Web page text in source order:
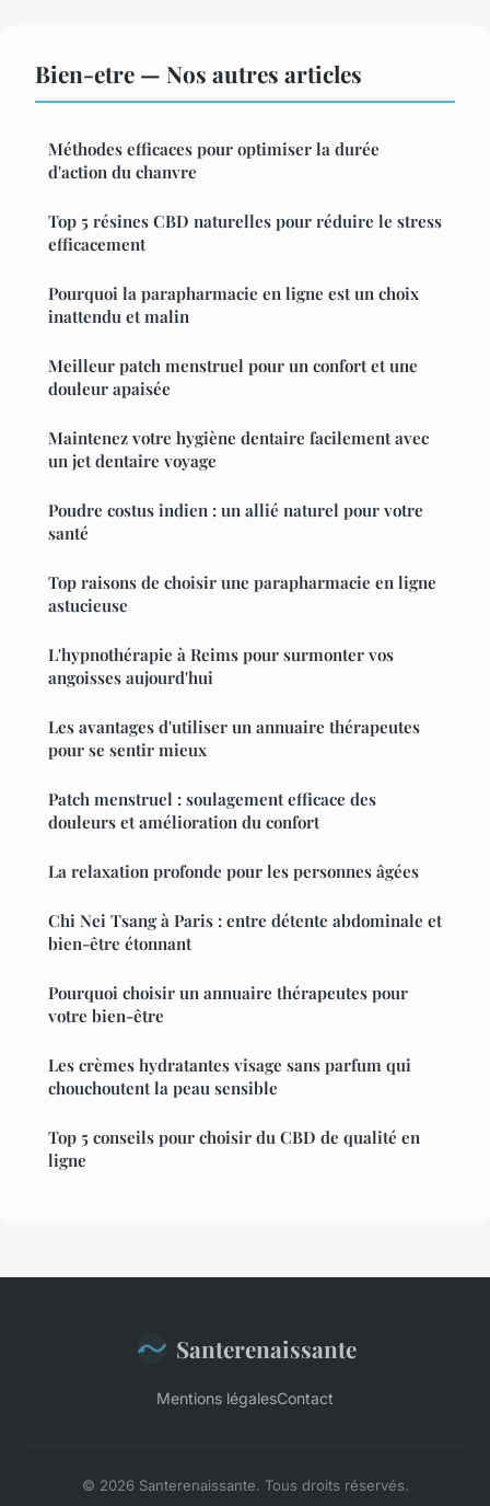
Bien-etre — Nos autres articles
Méthodes efficaces pour optimiser la durée
d'action du chanvre
Top 5 résines CBD naturelles pour réduire le stress
efficacement
Pourquoi la parapharmacie en ligne est un choix
inattendu et malin
Meilleur patch menstruel pour un confort et une
douleur apaisée
Maintenez votre hygiène dentaire facilement avec
un jet dentaire voyage
Poudre costus indien : un allié naturel pour votre
santé
Top raisons de choisir une parapharmacie en ligne
astucieuse
L'hypnothérapie à Reims pour surmonter vos
angoisses aujourd'hui
Les avantages d'utiliser un annuaire thérapeutes
pour se sentir mieux
Patch menstruel : soulagement efficace des
douleurs et amélioration du confort
La relaxation profonde pour les personnes âgées
Chi Nei Tsang à Paris : entre détente abdominale et
bien-être étonnant
Pourquoi choisir un annuaire thérapeutes pour
votre bien-être
Les crèmes hydratantes visage sans parfum qui
chouchoutent la peau sensible
Top 5 conseils pour choisir du CBD de qualité en
ligne
Santerenaissante
Mentions légalesContact
© 2026 Santerenaissante. Tous droits réservés.